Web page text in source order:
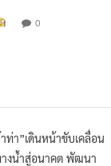
0
ท่า”เดินหน้าขับเคลื่อน
งน้ำสู่อนาคต พัฒนา